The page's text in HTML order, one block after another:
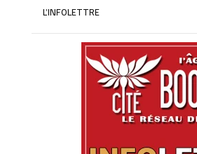
L’INFOLETTRE